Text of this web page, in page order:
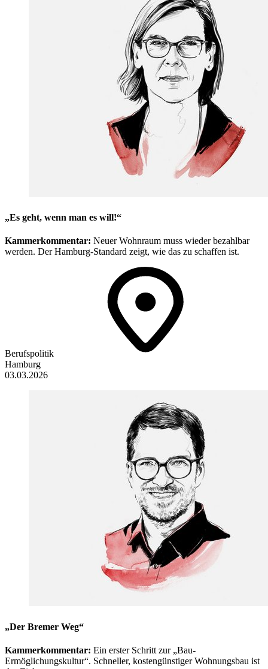
„Es geht, wenn man es will!“
Kammerkommentar: Neuer Wohnraum muss wieder bezahlbar
werden. Der Hamburg-Standard zeigt, wie das zu schaffen ist.
Berufspolitik
Hamburg
03.03.2026
„Der Bremer Weg“
Kammerkommentar: Ein erster Schritt zur „Bau-
Ermöglichungskultur“. Schneller, kostengünstiger Wohnungsbau ist